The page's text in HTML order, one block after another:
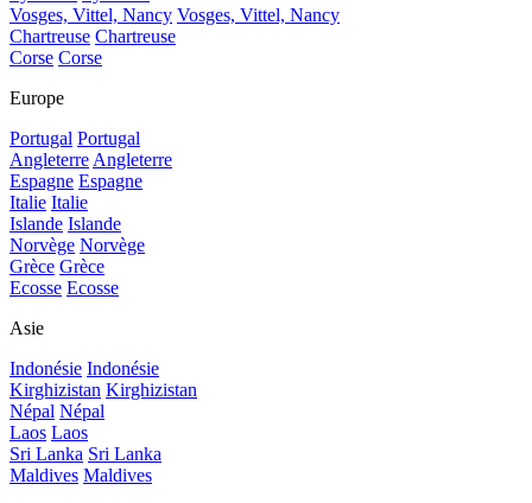
Vosges, Vittel, Nancy Vosges, Vittel, Nancy
Chartreuse Chartreuse
Corse Corse
Europe
Portugal Portugal
Angleterre Angleterre
Espagne Espagne
Italie Italie
Islande Islande
Norvège Norvège
Grèce Grèce
Ecosse Ecosse
Asie
Indonésie Indonésie
Kirghizistan Kirghizistan
Népal Népal
Laos Laos
Sri Lanka Sri Lanka
Maldives Maldives